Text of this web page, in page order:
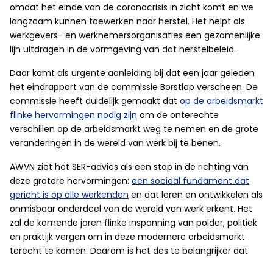
omdat het einde van de coronacrisis in zicht komt en we
langzaam kunnen toewerken naar herstel. Het helpt als
werkgevers- en werknemersorganisaties een gezamenlijke
lijn uitdragen in de vormgeving van dat herstelbeleid.
Daar komt als urgente aanleiding bij dat een jaar geleden
het eindrapport van de commissie Borstlap verscheen. De
commissie heeft duidelijk gemaakt dat op de arbeidsmarkt
flinke hervormingen nodig zijn om de onterechte
verschillen op de arbeidsmarkt weg te nemen en de grote
veranderingen in de wereld van werk bij te benen.
AWVN ziet het SER-advies als een stap in de richting van
deze grotere hervormingen: een sociaal fundament dat
gericht is op alle werkenden en dat leren en ontwikkelen als
onmisbaar onderdeel van de wereld van werk erkent. Het
zal de komende jaren flinke inspanning van polder, politiek
en praktijk vergen om in deze modernere arbeidsmarkt
terecht te komen. Daarom is het des te belangrijker dat